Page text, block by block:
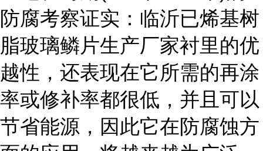
防腐考察证实：临沂已烯基树
脂玻璃鳞片生产厂家衬里的优
越性，还表现在它所需的再涂
率或修补率都很低，并且可以
节省能源，因此它在防腐蚀方